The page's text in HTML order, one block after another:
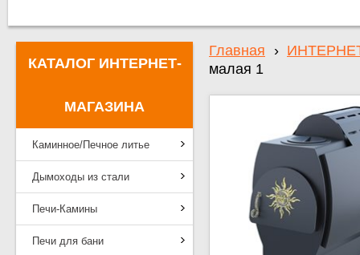
КАТАЛОГ ИНТЕРНЕТ-
МАГАЗИНА
Каминное/Печное литье
Дымоходы из стали
Печи-Камины
Печи для бани
Главная ›
малая 1